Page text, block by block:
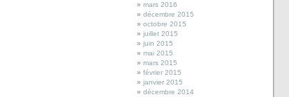
mars 2016
décembre 2015
octobre 2015
juillet 2015
juin 2015
mai 2015
mars 2015
février 2015
janvier 2015
décembre 2014